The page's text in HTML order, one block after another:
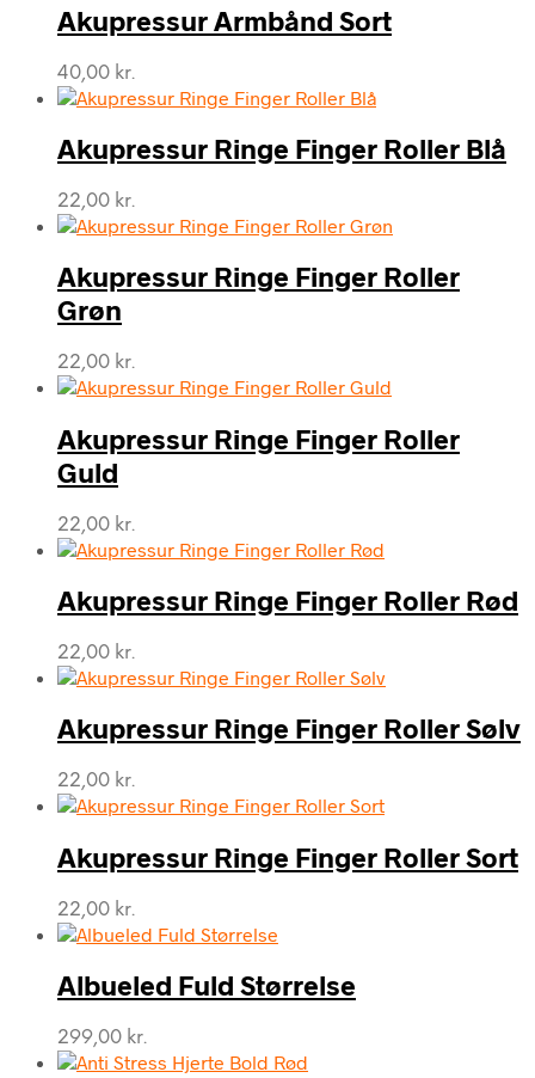
Akupressur Armbånd Sort
40,00 kr.
Akupressur Ringe Finger Roller Blå
22,00 kr.
Akupressur Ringe Finger Roller
Grøn
22,00 kr.
Akupressur Ringe Finger Roller
Guld
22,00 kr.
Akupressur Ringe Finger Roller Rød
22,00 kr.
Akupressur Ringe Finger Roller Sølv
22,00 kr.
Akupressur Ringe Finger Roller Sort
22,00 kr.
Albueled Fuld Størrelse
299,00 kr.